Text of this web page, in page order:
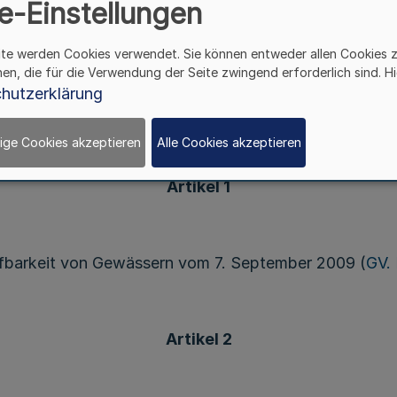
in der Fassung der
vom 8. Dezember 2009 (GV. NRW. S. 764),
Landes Nordrhein-Westfalen im Einvernehmen
des Landes Nordrhein-Westfalen:
Artikel 1
von Gewässern vom 7. September 2009 (GV.
Artikel 2
Einstellungen
werden Cookies verwendet. Sie können entweder allen Cookies
die für die Verwendung der Seite zwingend erforderlich sind.
Cookies akzeptieren Alle Cookies akzeptieren